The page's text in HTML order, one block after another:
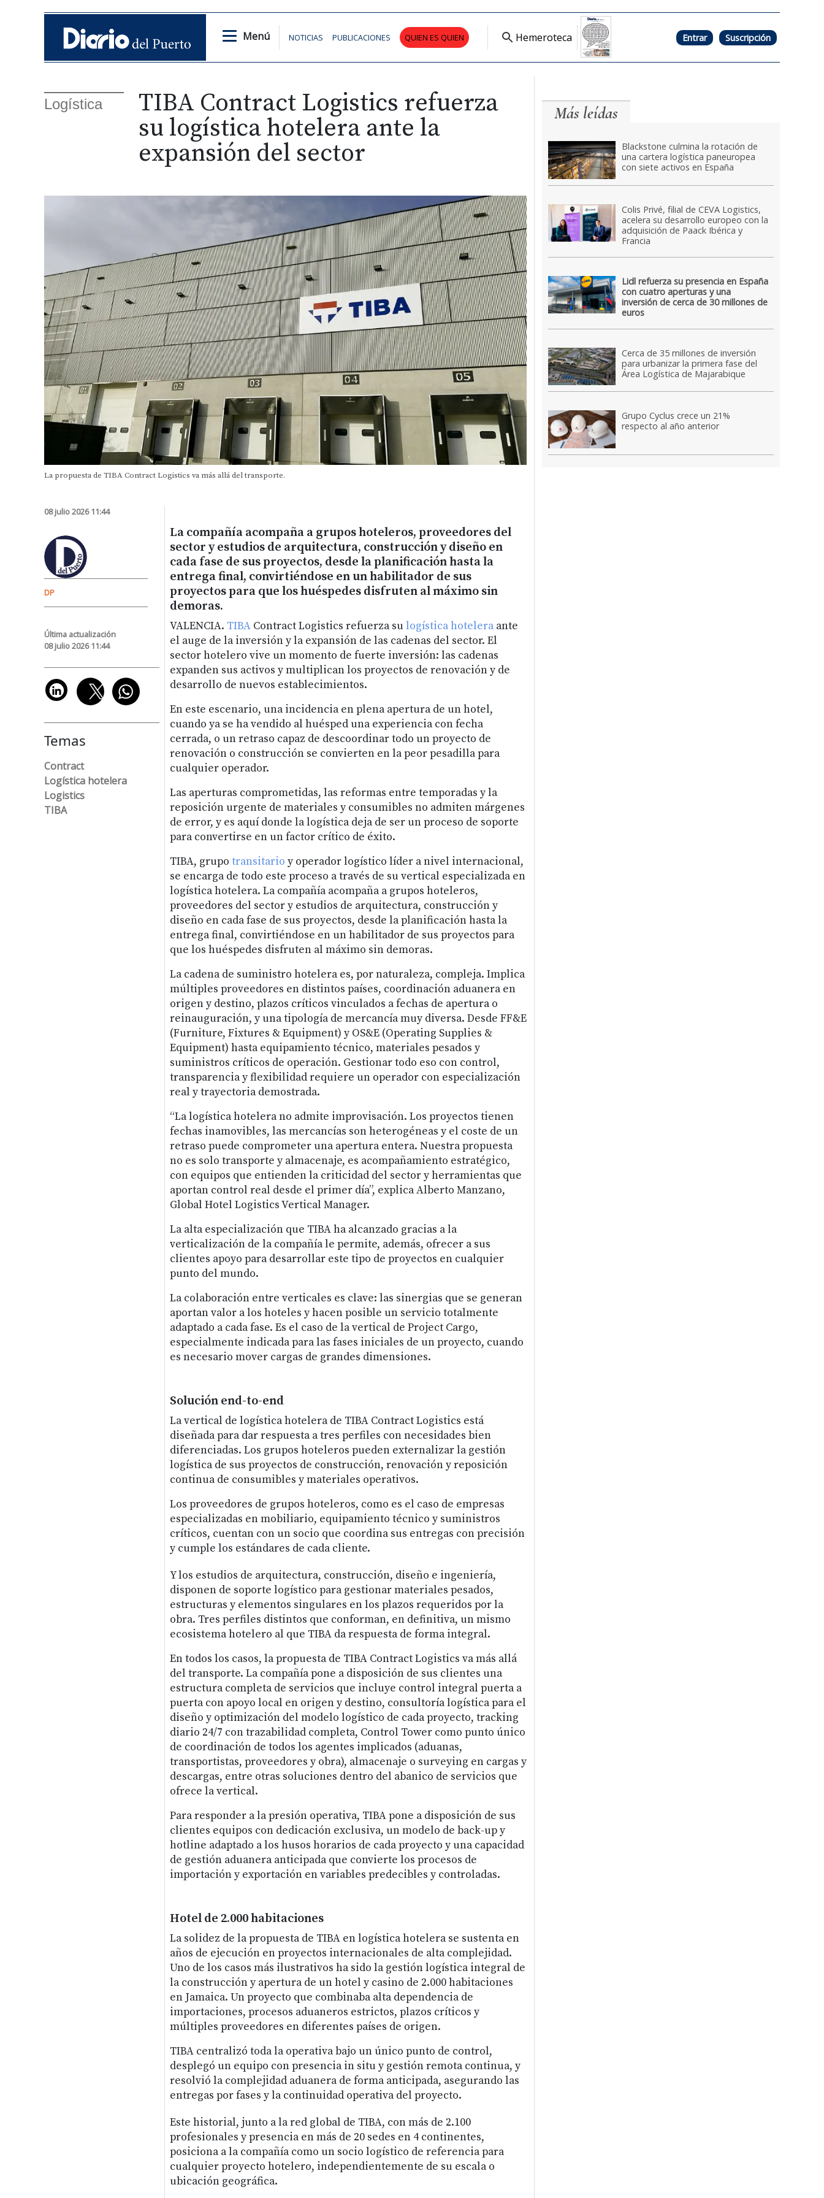
Menú NOTICIAS PUBLICACIONES QUIEN ES QUIEN Hemeroteca Entrar Suscripción
Logística
TIBA Contract Logistics refuerza
su logística hotelera ante la
expansión del sector
La propuesta de TIBA Contract Logistics va más allá del transporte.
08 julio 2026 11:44
DP
Última actualización
08 julio 2026 11:44
Temas
Contract
Logística hotelera
Logistics
TIBA
La compañía acompaña a grupos hoteleros, proveedores del
sector y estudios de arquitectura, construcción y diseño en
cada fase de sus proyectos, desde la planificación hasta la
entrega final, convirtiéndose en un habilitador de sus
proyectos para que los huéspedes disfruten al máximo sin
demoras.
VALENCIA. TIBAContract Logistics refuerza su logística hoteleraante
el auge de la inversión y la expansión de las cadenas del sector. El
sector hotelero vive un momento de fuerte inversión: las cadenas
expanden sus activos y multiplican los proyectos de renovación y de
desarrollo de nuevos establecimientos.
En este escenario, una incidencia en plena apertura de un hotel,
cuando ya se ha vendido al huésped una experiencia con fecha
cerrada, o un retraso capaz de descoordinar todo un proyecto de
renovación o construcción se convierten en la peor pesadilla para
cualquier operador.
Las aperturas comprometidas, las reformas entre temporadas y la
reposición urgente de materiales y consumibles no admiten márgenes
de error, y es aquí donde la logística deja de ser un proceso de soporte
para convertirse en un factor crítico de éxito.
TIBA, grupo transitario y operador logístico líder a nivel internacional,
se encarga de todo este proceso a través de su vertical especializada en
logística hotelera. La compañía acompaña a grupos hoteleros,
proveedores del sector y estudios de arquitectura, construcción y
diseño en cada fase de sus proyectos, desde la planificación hasta la
entrega final, convirtiéndose en un habilitador de sus proyectos para
que los huéspedes disfruten al máximo sin demoras.
La cadena de suministro hotelera es, por naturaleza, compleja. Implica
múltiples proveedores en distintos países, coordinación aduanera en
origen y destino, plazos críticos vinculados a fechas de apertura o
reinauguración, y una tipología de mercancía muy diversa. Desde FF&E
(Furniture, Fixtures & Equipment) y OS&E (Operating Supplies &
Equipment) hasta equipamiento técnico, materiales pesados y
suministros críticos de operación. Gestionar todo eso con control,
transparencia y flexibilidad requiere un operador con especialización
real y trayectoria demostrada.
“La logística hotelera no admite improvisación. Los proyectos tienen
fechas inamovibles, las mercancías son heterogéneas y el coste de un
retraso puede comprometer una apertura entera. Nuestra propuesta
no es solo transporte y almacenaje, es acompañamiento estratégico,
con equipos que entienden la criticidad del sector y herramientas que
aportan control real desde el primer día”, explica Alberto Manzano,
Global Hotel Logistics Vertical Manager.
La alta especialización que TIBA ha alcanzado gracias a la
verticalización de la compañía le permite, además, ofrecer a sus
clientes apoyo para desarrollar este tipo de proyectos en cualquier
punto del mundo.
La colaboración entre verticales es clave: las sinergias que se generan
aportan valor a los hoteles y hacen posible un servicio totalmente
adaptado a cada fase. Es el caso de la vertical de Project Cargo,
especialmente indicada para las fases iniciales de un proyecto, cuando
es necesario mover cargas de grandes dimensiones.
Solución end-to-end
La vertical de logística hotelera de TIBA Contract Logistics está
diseñada para dar respuesta a tres perfiles con necesidades bien
diferenciadas. Los grupos hoteleros pueden externalizar la gestión
logística de sus proyectos de construcción, renovación y reposición
continua de consumibles y materiales operativos.
Los proveedores de grupos hoteleros, como es el caso de empresas
especializadas en mobiliario, equipamiento técnico y suministros
críticos, cuentan con un socio que coordina sus entregas con precisión
y cumple los estándares de cada cliente.
Y los estudios de arquitectura, construcción, diseño e ingeniería,
disponen de soporte logístico para gestionar materiales pesados,
estructuras y elementos singulares en los plazos requeridos por la
obra. Tres perfiles distintos que conforman, en definitiva, un mismo
ecosistema hotelero al que TIBA da respuesta de forma integral.
En todos los casos, la propuesta de TIBA Contract Logistics va más allá
del transporte. La compañía pone a disposición de sus clientes una
estructura completa de servicios que incluye control integral puerta a
puerta con apoyo local en origen y destino, consultoría logística para el
diseño y optimización del modelo logístico de cada proyecto, tracking
diario 24/7 con trazabilidad completa, Control Tower como punto único
de coordinación de todos los agentes implicados (aduanas,
transportistas, proveedores y obra), almacenaje o surveying en cargas y
descargas, entre otras soluciones dentro del abanico de servicios que
ofrece la vertical.
Para responder a la presión operativa, TIBA pone a disposición de sus
clientes equipos con dedicación exclusiva, un modelo de back-up y
hotline adaptado a los husos horarios de cada proyecto y una capacidad
de gestión aduanera anticipada que convierte los procesos de
importación y exportación en variables predecibles y controladas.
Hotel de 2.000 habitaciones
La solidez de la propuesta de TIBA en logística hotelera se sustenta en
años de ejecución en proyectos internacionales de alta complejidad.
Uno de los casos más ilustrativos ha sido la gestión logística integral de
la construcción y apertura de un hotel y casino de 2.000 habitaciones
en Jamaica. Un proyecto que combinaba alta dependencia de
importaciones, procesos aduaneros estrictos, plazos críticos y
múltiples proveedores en diferentes países de origen.
TIBA centralizó toda la operativa bajo un único punto de control,
desplegó un equipo con presencia in situ y gestión remota continua, y
resolvió la complejidad aduanera de forma anticipada, asegurando las
entregas por fases y la continuidad operativa del proyecto.
Este historial, junto a la red global de TIBA, con más de 2.100
profesionales y presencia en más de 20 sedes en 4 continentes,
posiciona a la compañía como un socio logístico de referencia para
cualquier proyecto hotelero, independientemente de su escala o
ubicación geográfica.
Más leídas
Blackstone culmina la rotación de
una cartera logística paneuropea
con siete activos en España
Colis Privé, filial de CEVA Logistics,
acelera su desarrollo europeo con la
adquisición de Paack Ibérica y
Francia
Lidl refuerza su presencia en España
con cuatro aperturas y una
inversión de cerca de 30 millones de
euros
Cerca de 35 millones de inversión
para urbanizar la primera fase del
Área Logística de Majarabique
Grupo Cyclus crece un 21%
respecto al año anterior